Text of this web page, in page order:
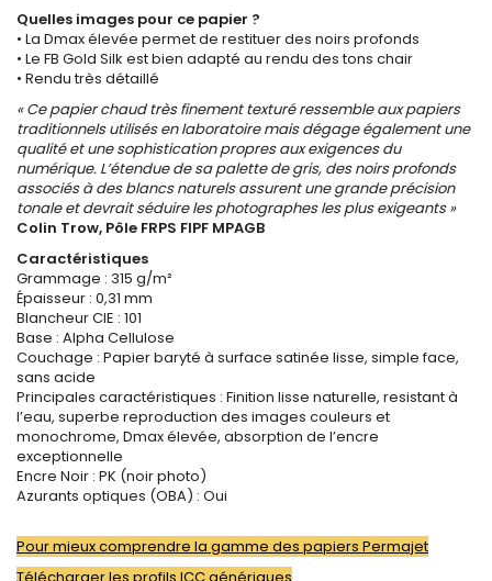
Quelles images pour ce papier ?
• La Dmax élevée permet de restituer des noirs profonds
• Le FB Gold Silk est bien adapté au rendu des tons chair
• Rendu très détaillé
« Ce papier chaud très finement texturé ressemble aux papiers
traditionnels utilisés en laboratoire mais dégage également une
qualité et une sophistication propres aux exigences du
numérique. L’étendue de sa palette de gris, des noirs profonds
associés à des blancs naturels assurent une grande précision
tonale et devrait séduire les photographes les plus exigeants »
Colin Trow, Pôle FRPS FIPF MPAGB
Caractéristiques
Grammage : 315 g/m²
Épaisseur : 0,31 mm
Blancheur CIE : 101
Base : Alpha Cellulose
Couchage : Papier baryté à surface satinée lisse, simple face,
sans acide
Principales caractéristiques : Finition lisse naturelle, resistant à
l’eau, superbe reproduction des images couleurs et
monochrome, Dmax élevée, absorption de l’encre
exceptionnelle
Encre Noir : PK (noir photo)
Azurants optiques (OBA) : Oui
Pour mieux comprendre la gamme des papiers Permajet